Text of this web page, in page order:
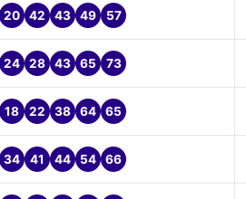
20 42 43 49 57
24 28 43 65 73
18 22 38 64 65
34 41 44 54 66